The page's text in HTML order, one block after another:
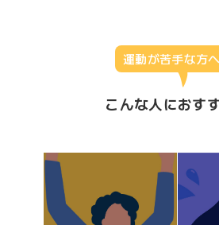
運動が苦手な方へ
こんな人におす